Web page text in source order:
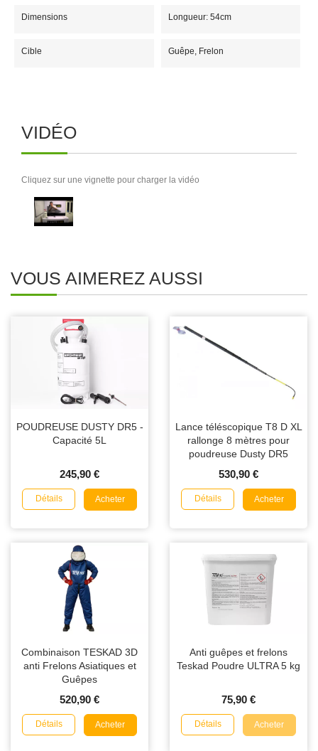
Dimensions Longueur: 54cm
Cible Guêpe, Frelon
VIDÉO
Cliquez sur une vignette pour charger la vidéo
VOUS AIMEREZ AUSSI
POUDREUSE DUSTY DR5 -
Capacité 5L
245,90 €
Détails Acheter
Lance téléscopique T8 D XL
rallonge 8 mètres pour
poudreuse Dusty DR5
530,90 €
Détails Acheter
Combinaison TESKAD 3D
anti Frelons Asiatiques et
Guêpes
520,90 €
Détails Acheter
Anti guêpes et frelons
Teskad Poudre ULTRA 5 kg
75,90 €
Détails Acheter